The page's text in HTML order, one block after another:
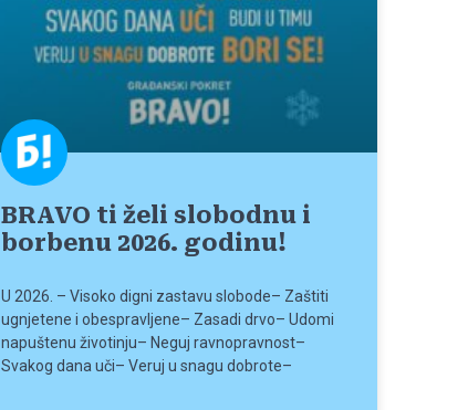
BRAVO ti želi slobodnu i
borbenu 2026. godinu!
U 2026. – Visoko digni zastavu slobode– Zaštiti
ugnjetene i obespravljene– Zasadi drvo– Udomi
napuštenu životinju– Neguj ravnopravnost–
Svakog dana uči– Veruj u snagu dobrote–